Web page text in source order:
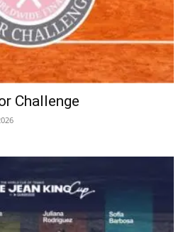
Challenge